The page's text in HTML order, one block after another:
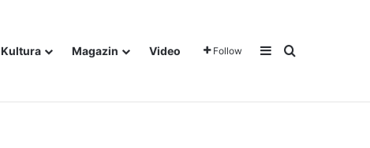
Kultura Magazin Video Follow Sidebar
Traži